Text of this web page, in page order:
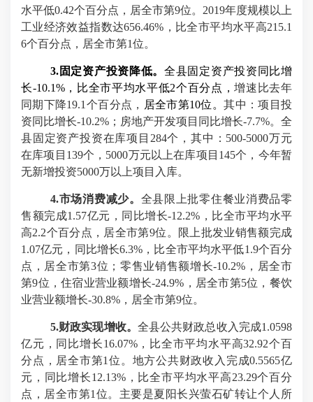
水平低0.42个百分点，居全市第9位。 2019年度规模以上
工业经济效益指数达656.46% ，比全市平均水平高215.1
6个百分点，居全市第1位。
3. 固定资产投资降低。 全县固定资产投资同比增
长-10.1%， 比全市平均水平低2个百分点，增速比去年
同期下降19.1 个百分点， 居全市第10位。其中：项目投
资同比增长-10.2% ；房地产开发项目同比增长-7.7%。全
县固定资产投资在库项目 284个，其中： 500-5000万元
在库项目 139个， 5000万元以上在库项目 145个，今年暂
无新增投资5000万以上项目入库。
4.市场消费减少。 全县限上批零住餐业消费品零
售额完成1.57亿元，同比增长-12.2% ，比全市平均水平
高2.2个百分点，居全市第9位。限上批发业销售额完成
1.07亿元，同比增长6.3% ，比全市平均水平低1.9个百分
点，居全市第3位；零售业销售额增长-10.2% ，居全市
第9位，住宿业营业额增长-24.9% ，居全市第5位，餐饮
业营业额增长-30.8% ，居全市第9位。
5.财政实现增收。 全县公共财政总收入完成1.0598
亿元，同比增长16.07%， 比全市平均水平高32.92个百
分点， 居全市第1 位。地方公共财政收入完成0.5565亿
元，同比增长12.13%， 比全市平均水平高23.29个百分
点， 居全市第1 位。主要是夏阳长兴萤石矿转让个人所